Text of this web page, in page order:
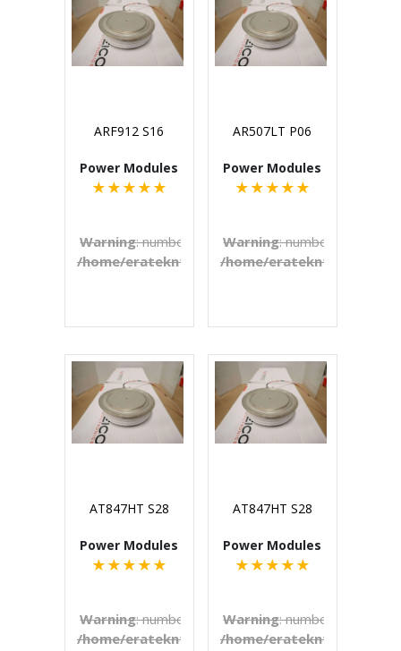
ARF912 S16
Power Modules
★ ★ ★ ★ ★
Warning: number_format() expects parameter 1
/home/eratekn1/public_html/includes/
AR507LT P06
Power Modules
★ ★ ★ ★ ★
Warning: number_format()
/home/eratekn1/
AT847HT S28
Power Modules
★ ★ ★ ★ ★
Warning: number_format() expects parameter 1
/home/eratekn1/public_html/includes/
AT847HT S28
Power Modules
★ ★ ★ ★ ★
Warning: number_format()
/home/eratekn1/